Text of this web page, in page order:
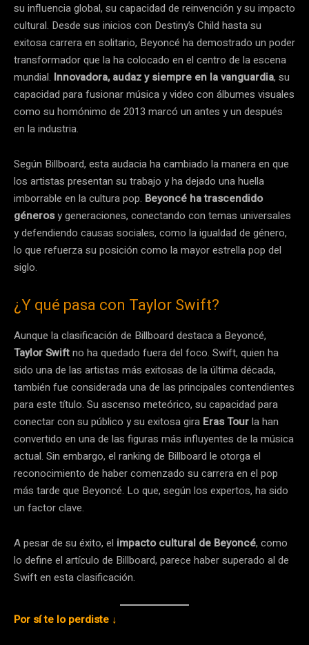
su influencia global, su capacidad de reinvención y su impacto
cultural. Desde sus inicios con Destiny’s Child hasta su
exitosa carrera en solitario, Beyoncé ha demostrado un poder
transformador que la ha colocado en el centro de la escena
mundial. Innovadora, audaz y siempre en la vanguardia, su
capacidad para fusionar música y video con álbumes visuales
como su homónimo de 2013 marcó un antes y un después
en la industria.
Según Billboard, esta audacia ha cambiado la manera en que
los artistas presentan su trabajo y ha dejado una huella
imborrable en la cultura pop. Beyoncé ha trascendido
génerosy generaciones, conectando con temas universales
y defendiendo causas sociales, como la igualdad de género,
lo que refuerza su posición como la mayor estrella pop del
siglo.
¿Y qué pasa con Taylor Swift?
Aunque la clasificación de Billboard destaca a Beyoncé,
Taylor Swiftno ha quedado fuera del foco. Swift, quien ha
sido una de las artistas más exitosas de la última década,
también fue considerada una de las principales contendientes
para este título. Su ascenso meteórico, su capacidad para
conectar con su público y su exitosa gira Eras Tourla han
convertido en una de las figuras más influyentes de la música
actual. Sin embargo, el ranking de Billboard le otorga el
reconocimiento de haber comenzado su carrera en el pop
más tarde que Beyoncé. Lo que, según los expertos, ha sido
un factor clave.
A pesar de su éxito, el impacto cultural de Beyoncé, como
lo define el artículo de Billboard, parece haber superado al de
Swift en esta clasificación.
Por sí te lo perdiste ↓